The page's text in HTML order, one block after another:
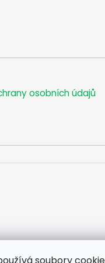
osobních údajů